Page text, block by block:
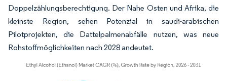
Doppelzählungsberechtigung. Der Nahe Osten und Afrika, die
kleinste Region, sehen Potenzial in saudi-arabischen
Pilotprojekten, die Dattelpalmenabfälle nutzen, was neue
Rohstoffmöglichkeiten nach 2028 andeutet.